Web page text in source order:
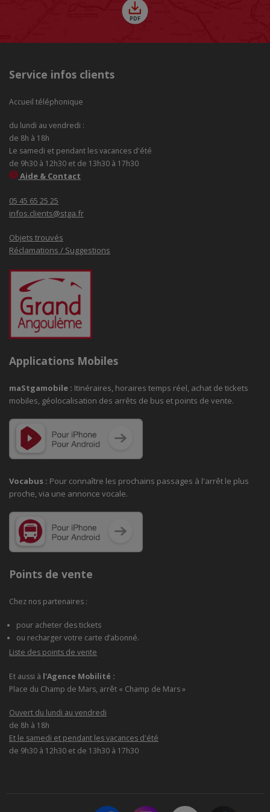
Service infos clients
Accueil téléphonique
du lundi au vendredi :
de 8h à 18h
Le samedi et pendant les vacances d'été
de 9h30 à 12h30 et de 13h30 à 17h30
Aide & Contact
05 45 65 25 25
infos.clients@stga.fr
Objets trouvés
Réclamations / Suggestions
Applications Mobiles
maStgamobile : Itinéraires, horaires temps réel, achat de tickets
mobiles, géolocalisation des arrêts de bus et points de vente.
Vocabus : Pour connaître les prochains passages à l'arrêt le plus
proche, via une annonce vocale.
Points de vente
Chez nos partenaires :
pour acheter des tickets
ou recharger votre carte d’abonné.
Liste des points de vente
Et aussi à l'Agence Mobilité :
Place du Champ de Mars, arrêt « Champ de Mars »
Ouvert du lundi au vendredi
de 8h à 18h
Et le samedi et pendant les vacances d'été
de 9h30 à 12h30 et de 13h30 à 17h30